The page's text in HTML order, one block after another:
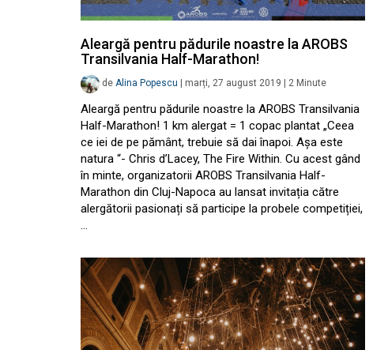
Aleargă pentru pădurile noastre la AROBS
Transilvania Half-Marathon!
de Alina Popescu marți, 27 august 2019 2 Minute
Aleargă pentru pădurile noastre la AROBS Transilvania
Half-Marathon! 1 km alergat = 1 copac plantat „Ceea
ce iei de pe pământ, trebuie să dai înapoi. Așa este
natura “- Chris d’Lacey, The Fire Within. Cu acest gând
în minte, organizatorii AROBS Transilvania Half-
Marathon din Cluj-Napoca au lansat invitația către
alergătorii pasionați să participe la probele competiției,
…